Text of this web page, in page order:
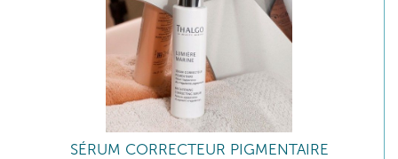
SÉRUM CORRECTEUR PIGMENTAIRE